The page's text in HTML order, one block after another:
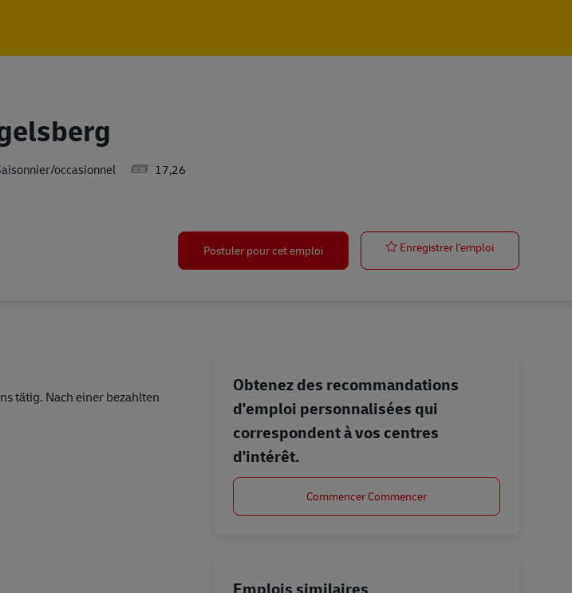
occasionnel
17,26
Postuler pour cet emploi
Enregistrer l'emploiPostbote für
tätig. Nach einer bezahlten
Obtenez des recommandations
d'emploi personnalisées qui
correspondent à vos centres
d'intérêt.
Commencer Commencer
Emplois similaires